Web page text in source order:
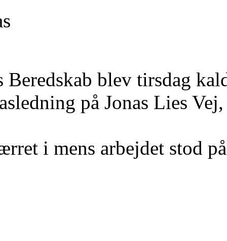
blev tirsdag
på Jonas Lies
i mens arbejdet stod